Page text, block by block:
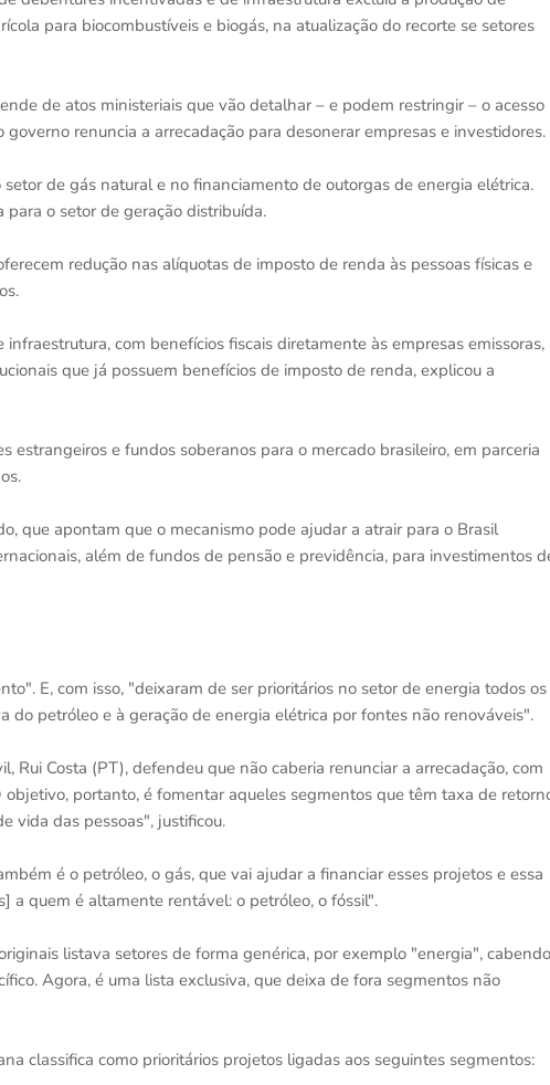
para biocombustíveis e biogás, na atualização do recorte se setores
de atos ministeriais que vão detalhar – e podem restringir – o acesso
renuncia a arrecadação para desonerar empresas e investidores.
de gás natural e no financiamento de outorgas de energia elétrica.
para o setor de geração distribuída.
redução nas alíquotas de imposto de renda às pessoas físicas e
com benefícios fiscais diretamente às empresas emissoras,
que já possuem benefícios de imposto de renda, explicou a
estrangeiros e fundos soberanos para o mercado brasileiro, em parceria
que apontam que o mecanismo pode ajudar a atrair para o Brasil
além de fundos de pensão e previdência, para investimentos
E, com isso, "deixaram de ser prioritários no setor de energia todos os
do petróleo e à geração de energia elétrica por fontes não renováveis".
Rui Costa (PT), defendeu que não caberia renunciar a arrecadação, com
portanto, é fomentar aqueles segmentos que têm taxa de
vida das pessoas", justificou.
é o petróleo, o gás, que vai ajudar a financiar esses projetos e essa
a quem é altamente rentável: o petróleo, o fóssil".
listava setores de forma genérica, por exemplo "energia", cabendo
Agora, é uma lista exclusiva, que deixa de fora segmentos não
classifica como prioritários projetos ligadas aos seguintes segmentos: